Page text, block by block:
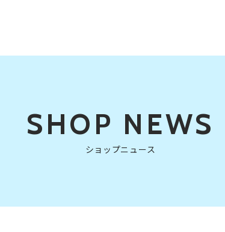
SHOP NEWS
ショップニュース